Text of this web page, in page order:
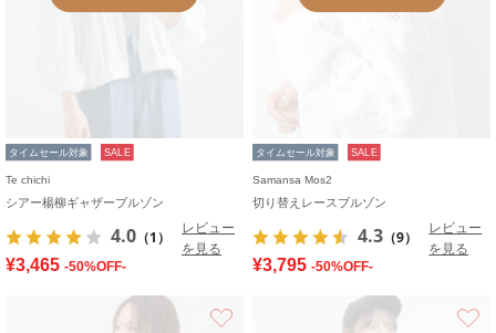
タイムセール対象 SALE
Te chichi
シアー楊柳ギャザーブルゾン
4.0 （1）
レビュー
を見る
¥3,465 -50%OFF-
タイムセール対象 SALE
Samansa Mos2
切り替えレースブルゾン
4.3 （9）
レビュー
を見る
¥3,795 -50%OFF-